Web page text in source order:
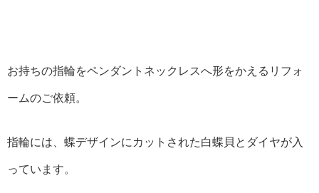
お持ちの指輪をペンダントネックレスへ形をかえるリフォ
ームのご依頼。
指輪には、蝶デザインにカットされた白蝶貝とダイヤが入
っています。